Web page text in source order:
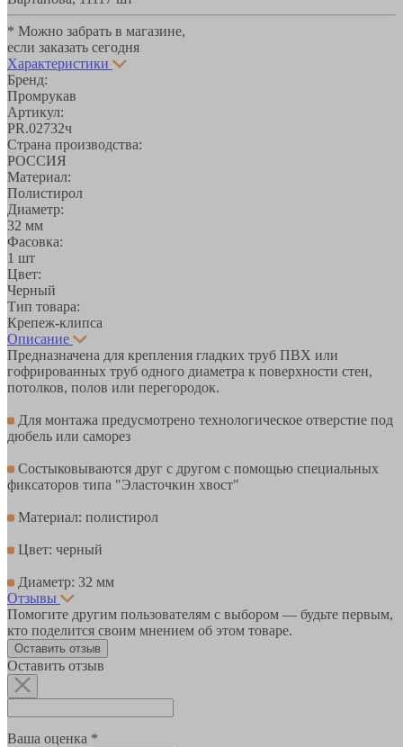
* Можно забрать в магазине,
если заказать сегодня
Характеристики
Бренд:
Промрукав
Артикул:
PR.02732ч
Страна производства:
РОССИЯ
Материал:
Полистирол
Диаметр:
32 мм
Фасовка:
1 шт
Цвет:
Черный
Тип товара:
Крепеж-клипса
Описание
Предназначена для крепления гладких труб ПВХ или
гофрированных труб одного диаметра к поверхности стен,
потолков, полов или перегородок.
Для монтажа предусмотрено технологическое отверстие под
дюбель или саморез
Состыковываются друг с другом с помощью специальных
фиксаторов типа "Эласточкин хвост"
Материал: полистирол
Цвет: черный
Диаметр: 32 мм
Отзывы
Помогите другим пользователям с выбором — будьте первым,
кто поделится своим мнением об этом товаре.
Оставить отзыв
Оставить отзыв
Ваша оценка *